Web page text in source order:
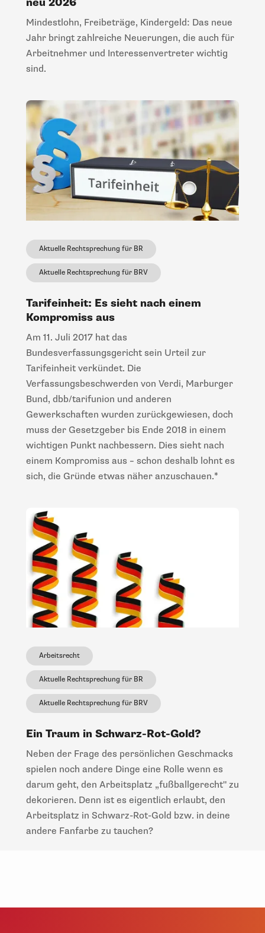
neu 2026
Mindestlohn, Freibeträge, Kindergeld: Das neue
Jahr bringt zahlreiche Neuerungen, die auch für
Arbeitnehmer und Interessenvertreter wichtig
sind.
Aktuelle Rechtsprechung für BR
Aktuelle Rechtsprechung für BRV
Tarifeinheit: Es sieht nach einem
Kompromiss aus
Am 11. Juli 2017 hat das
Bundesverfassungsgericht sein Urteil zur
Tarifeinheit verkündet. Die
Verfassungsbeschwerden von Verdi, Marburger
Bund, dbb/tarifunion und anderen
Gewerkschaften wurden zurückgewiesen, doch
muss der Gesetzgeber bis Ende 2018 in einem
wichtigen Punkt nachbessern. Dies sieht nach
einem Kompromiss aus – schon deshalb lohnt es
sich, die Gründe etwas näher anzuschauen.*
Arbeitsrecht
Aktuelle Rechtsprechung für BR
Aktuelle Rechtsprechung für BRV
Ein Traum in Schwarz-Rot-Gold?
Neben der Frage des persönlichen Geschmacks
spielen noch andere Dinge eine Rolle wenn es
darum geht, den Arbeitsplatz „fußballgerecht" zu
dekorieren. Denn ist es eigentlich erlaubt, den
Arbeitsplatz in Schwarz-Rot-Gold bzw. in deine
andere Fanfarbe zu tauchen?